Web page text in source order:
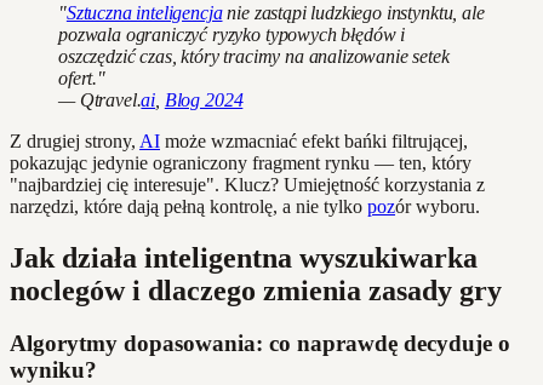
"Sztuczna inteligencjanie zastąpi ludzkiego instynktu, ale
pozwala ograniczyć ryzyko typowych błędów i
oszczędzić czas, który tracimy na analizowanie setek
ofert."
— Qtravel.ai Blog 2024
Z drugiej strony, AI może wzmacniać efekt bańki filtrującej,
pokazując jedynie ograniczony fragment rynku — ten, który
"najbardziej cię interesuje". Klucz? Umiejętność korzystania z
narzędzi, które dają pełną kontrolę, a nie tylko pozór wyboru.
Jak działa inteligentna wyszukiwarka
noclegów i dlaczego zmienia zasady gry
Algorytmy dopasowania: co naprawdę decyduje o
wyniku?